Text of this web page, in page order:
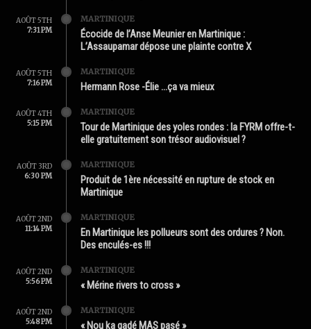
AOÛT 5TH
7:31 PM
MARTINIQUE
Écocide de l’Anse Meunier en Martinique :
L’Assaupamar dépose une plainte contre X
AOÛT 5TH
7:16 PM
MARTINIQUE
Hermann Rose -Élie …ça va mieux
AOÛT 4TH
5:15 PM
MARTINIQUE
Tour de Martinique des yoles rondes : la FYRM offre-t-
elle gratuitement son trésor audiovisuel ?
AOÛT 3RD
6:30 PM
MARTINIQUE
Produit de 1ère nécessité en rupture de stock en
Martinique
AOÛT 2ND
11:14 PM
MARTINIQUE
En Martinique les pollueurs sont des ordures ? Non.
Des enculés-es !!!
AOÛT 2ND
5:56 PM
MARTINIQUE
« Mérine rivers to cross »
AOÛT 2ND
5:48 PM
MARTINIQUE
« Nou ka gadé MAS pasé »